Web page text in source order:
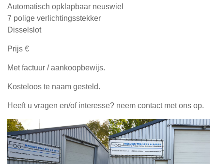
Automatisch opklapbaar neuswiel
7 polige verlichtingsstekker
Disselslot
Prijs €
Met factuur / aankoopbewijs.
Kosteloos te naam gesteld.
Heeft u vragen en/of interesse? neem contact met ons op.